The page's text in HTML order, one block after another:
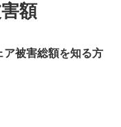
額
ア被害総額を知る方